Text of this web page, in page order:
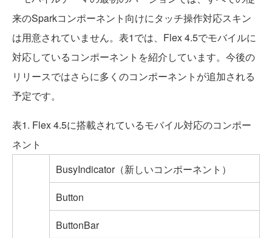
来のSparkコンポーネント向けにタッチ操作対応スキン
は用意されていません。表1では、Flex 4.5でモバイルに
対応しているコンポーネントを紹介しています。今後の
リリースではさらに多くのコンポーネントが追加される
予定です。
表1. Flex 4.5に搭載されているモバイル対応のコンポー
ネント
BusyIndicator（新しいコンポーネント）
Button
ButtonBar